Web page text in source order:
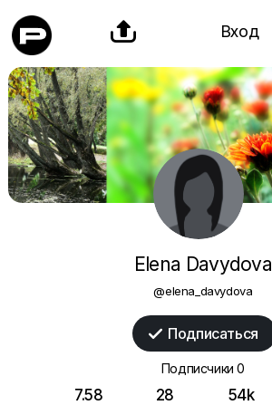
 Вход
Elena Davydova
@elena_davydova
 Подписаться
Подписчики0
7.58 28 54k